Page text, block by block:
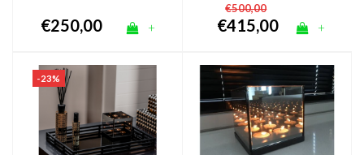
€250,00 +
€500,00
€415,00 +
-23%